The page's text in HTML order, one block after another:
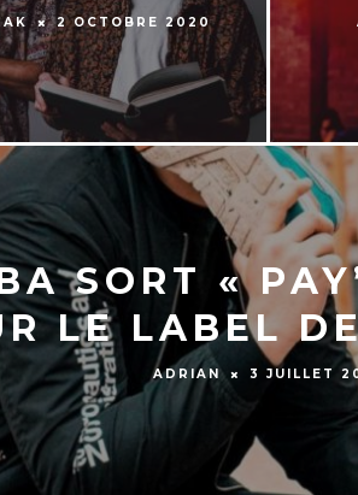
2 OCTOBRE 2020
SORT «
LE LABEL
ADRIAN 3 JUILLET